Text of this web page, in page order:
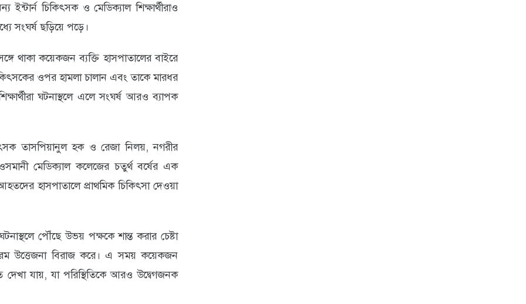
ইন্টার্ন চিকিৎসক ও মেডিক্যাল শিক্ষার্থীরাও
সংঘর্ষ ছড়িয়ে পড়ে।
থাকা কয়েকজন ব্যক্তি হাসপাতালের বাইরে
ওপর হামলা চালান এবং তাকে মারধর
ঘটনাস্থলে এলে সংঘর্ষ আরও ব্যাপক
তাসপিয়ানুল হক ও রেজা নিলয়, নগরীর
মেডিক্যাল কলেজের চতুর্থ বর্ষের এক
হাসপাতালে প্রাথমিক চিকিৎসা দেওয়া
পৌঁছে উভয় পক্ষকে শান্ত করার চেষ্টা
উত্তেজনা বিরাজ করে। এ সময় কয়েকজন
দেখা যায়, যা পরিস্থিতিকে আরও উদ্বেগজনক